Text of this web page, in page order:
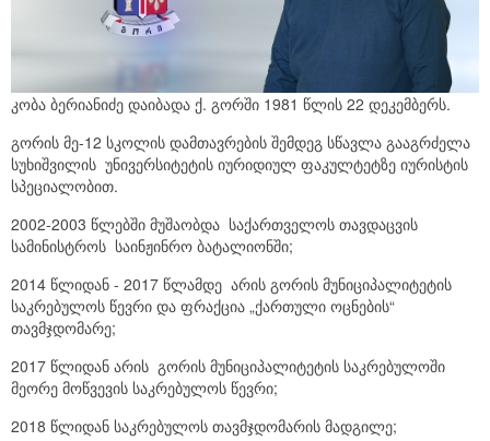
კობა ბერიანიძე დაიბადა ქ. გორში 1981 წლის 22 დეკემბერს.
გორის მე-12 სკოლის დამთავრების შემდეგ სწავლა გააგრძელა
სუხიშვილის უნივერსიტეტის იურიდიულ ფაკულტეტზე იურისტის
სპეციალობით.
2002-2003 წლებში მუშაობდა საქართველოს თავდაცვის
სამინისტროს საინჟინრო ბატალიონში;
2014 წლიდან - 2017 წლამდე არის გორის მუნიციპალიტეტის
საკრებულოს წევრი და ფრაქცია „ქართული ოცნების“
თავმჯდომარე;
2017 წლიდან არის გორის მუნიციპალიტეტის საკრებულოში
მეორე მოწვევის საკრებულოს წევრი;
2018 წლიდან საკრებულოს თავმჯდომარის მადგილე;
საკრებულოს აპარატი
სამუშაო ჯგუფები
2021 - 2025 წლის საკრებულოს წევრები
საშტატო ნუსხა და თანამდებობრივი სარგო
რეგლამენტი
საჯარო ინფორმაციის პროაქტიულად გამოქვეყნების
წესი
ელექტრონული საქმის წარმოების წესი
საკრებულოს სამუშაო გეგმები